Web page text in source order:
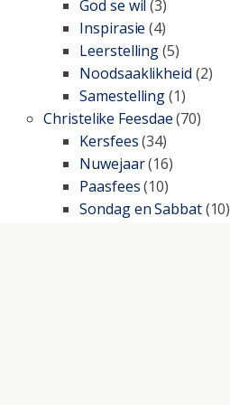
God se wil (3)
Inspirasie (4)
Leerstelling(5)
Noodsaaklikheid (2)
Samestelling(1)
Christelike Feesdae(70)
Kersfees(34)
Nuwejaar(16)
Paasfees(10)
Sondag en Sabbat(10)